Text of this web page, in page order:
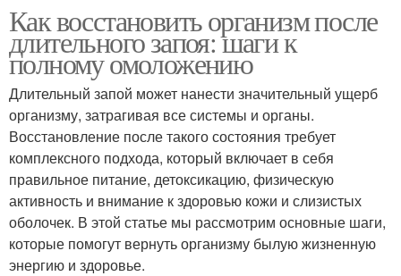
Как восстановить организм после
длительного запоя: шаги к
полному омоложению
Длительный запой может нанести значительный ущерб
организму, затрагивая все системы и органы.
Восстановление после такого состояния требует
комплексного подхода, который включает в себя
правильное питание, детоксикацию, физическую
активность и внимание к здоровью кожи и слизистых
оболочек. В этой статье мы рассмотрим основные шаги,
которые помогут вернуть организму былую жизненную
энергию и здоровье.